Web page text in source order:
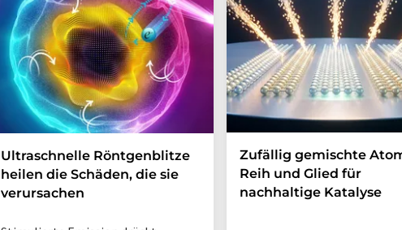
Ultraschnelle Röntgenblitze
heilen die Schäden, die sie
verursachen
Zufällig gemischte
Reih und Glied für
nachhaltige Katalyse